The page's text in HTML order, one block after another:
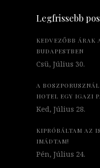
Legfrissebb
KEDVEZŐBB ÁRAK
BUDAPESTBEN
Csü, Július 30.
A
HOTEL EGY IGAZI
Ked, Július 28.
KIPRÓBÁLTAM AZ
IMÁDTAM!
Pén, Július 24.